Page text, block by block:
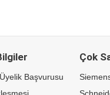
Başvurusu
Çok